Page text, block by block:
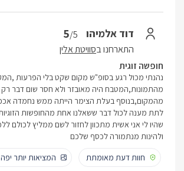
דוד אלמיהו 5/5
התארחנו בסוויטת אלין
חופשה זוגית
נהנתי מכול רגע בסופ"ש מקום שקט בלי הפרעות
מהתמונות,המטבח היה מאובזר ולא חסר שום דבר רק
מהמקום,בנוסף בעלת הצימר הייתה ממש נחמדה
לתת מענה לכול דבר ששאלנו אחת מהחופשות
שהיו לי אני אשית מתכוון לחזור לשם ממליץ לכולם
ולהינות מנתמורה לכסף שלכם
חוות דעת מאומתת
המציאות יותר